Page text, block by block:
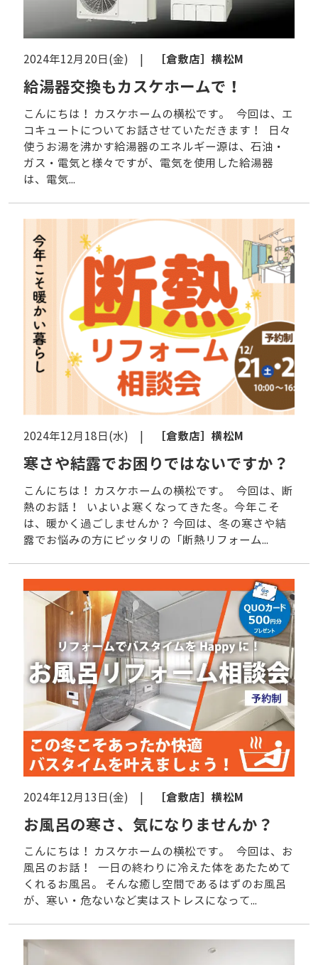
2024年12月20日(金) | ［倉敷店］ 横松M
給湯器交換もカスケホームで！
こんにちは！ カスケホームの横松です。 今回は、エ
コキュートについてお話させていただきます！ 日々
使うお湯を沸かす給湯器のエネルギー源は、石油・
ガス・電気と様々ですが、電気を使用した給湯器
は、電気...
2024年12月18日(水) | ［倉敷店］ 横松M
寒さや結露でお困りではないですか？
こんにちは！ カスケホームの横松です。 今回は、断
熱のお話！ いよいよ寒くなってきた冬。今年こそ
は、暖かく過ごしませんか？ 今回は、冬の寒さや結
露でお悩みの方にピッタリの「断熱リフォーム...
2024年12月13日(金) | ［倉敷店］ 横松M
お風呂の寒さ、気になりませんか？
こんにちは！ カスケホームの横松です。 今回は、お
風呂のお話！ 一日の終わりに冷えた体をあたためて
くれるお風呂。 そんな癒し空間であるはずのお風呂
が、寒い・危ないなど実はストレスになって...